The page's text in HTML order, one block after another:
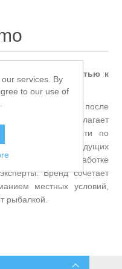
рождённый страстью к
Камчатки.
«Угра Спорт» после
Mottomo предлагает
снасти по
размещено на ведущих
а в разработке
Бренд сочетает
местных условий,
рыбалкой.
services. By
to our use of